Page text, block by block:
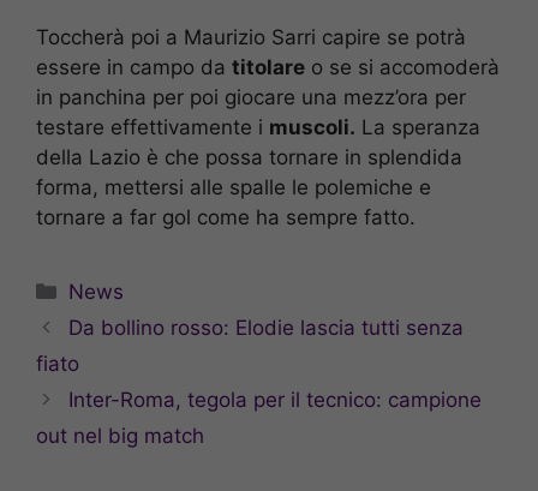
Toccherà poi a Maurizio Sarri capire se potrà
essere in campo da titolare o se si accomoderà
in panchina per poi giocare una mezz’ora per
testare effettivamente i muscoli. La speranza
della Lazio è che possa tornare in splendida
forma, mettersi alle spalle le polemiche e
tornare a far gol come ha sempre fatto.
Categorie
News
Da bollino rosso: Elodie lascia tutti senza
fiato
Inter-Roma, tegola per il tecnico: campione
out nel big match